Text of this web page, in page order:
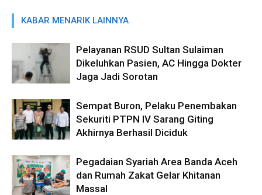
KABAR MENARIK LAINNYA
Pelayanan RSUD Sultan Sulaiman
Dikeluhkan Pasien, AC Hingga Dokter
Jaga Jadi Sorotan
Sempat Buron, Pelaku Penembakan
Sekuriti PTPN IV Sarang Giting
Akhirnya Berhasil Diciduk
Pegadaian Syariah Area Banda Aceh
dan Rumah Zakat Gelar Khitanan
Massal